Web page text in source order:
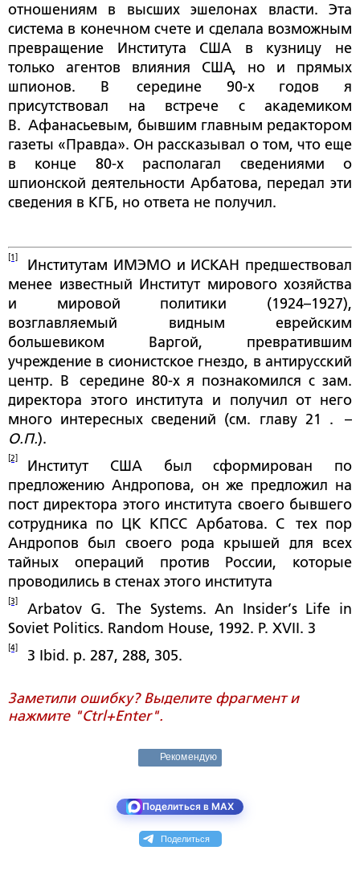
отношениям в высших эшелонах власти. Эта
система в конечном счете и сделала возможным
превращение Института США в кузницу не
только агентов влияния США, но и прямых
шпионов. В середине 90-х годов я
присутствовал на встрече с академиком
В. Афанасьевым, бывшим главным редактором
газеты «Правда». Он рассказывал о том, что еще
в конце 80-х располагал сведениями о
шпионской деятельности Арбатова, передал эти
сведения в КГБ, но ответа не получил.
[1]
Институтам ИМЭМО и ИСКАН предшествовал
менее известный Институт мирового хозяйства
и мировой политики (1924–1927),
возглавляемый видным еврейским
большевиком Варгой, превратившим
учреждение в сионистское гнездо, в антирусский
центр. В середине 80-х я познакомился с зам.
директора этого института и получил от него
много интересных сведений (см. главу 21 . –
О.П.).
[2]
Институт США был сформирован по
предложению Андропова, он же предложил на
пост директора этого института своего бывшего
сотрудника по ЦК КПСС Арбатова. С тех пор
Андропов был своего рода крышей для всех
тайных операций против России, которые
проводились в стенах этого института
[3]
Arbatov G. The Systems. An Insider’s Life in
Soviet Politics. Random House, 1992. P. XVII. 3
[4] 3 Ibid. p. 287, 288, 305.
Заметили ошибку? Выделите фрагмент и
нажмите "Ctrl+Enter".
Рекомендую
Поделиться в MAX
Поделиться